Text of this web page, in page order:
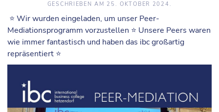
GESCHRIEBEN AM 25. OKTOBER 2024 .
⭐️ Wir wurden eingeladen, um unser Peer-
Mediationsprogramm vorzustellen ⭐️ Unsere Peers waren
wie immer fantastisch und haben das ibc großartig
repräsentiert ⭐️